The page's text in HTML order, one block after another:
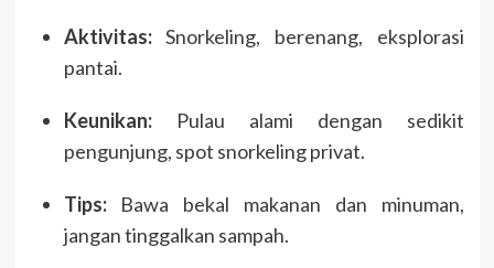
Aktivitas:Snorkeling, berenang, eksplorasi
pantai.
Keunikan:Pulau alami dengan sedikit
pengunjung, spot snorkeling privat.
Tips:Bawa bekal makanan dan minuman,
jangan tinggalkan sampah.